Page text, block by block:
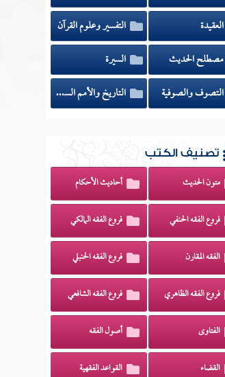
العقيدة
التفسير وعلوم القرآن
مصطلح الحديث
السيرة
التصوف والصوفية
التاريخ والأمم السابقة
تصنيف الكتب
متون الحديث أحاديث الأحكام
فروع الفقه الحنفي فروع الفقه المالكي
الفقه المقارن فروع الفقه الحنبلي
فروع الفقه الظاهري فروع الفقه الشافعي
الفتاوى أصول الفقه
القضاء القواعد الفقهية